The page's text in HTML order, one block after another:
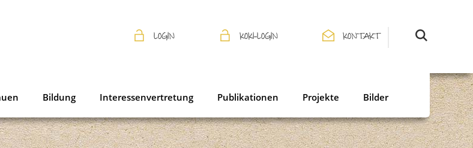
LOGIN KOKI-LOGIN KONTAKT
Bildung Interessenvertretung Publikationen Projekte Bilder